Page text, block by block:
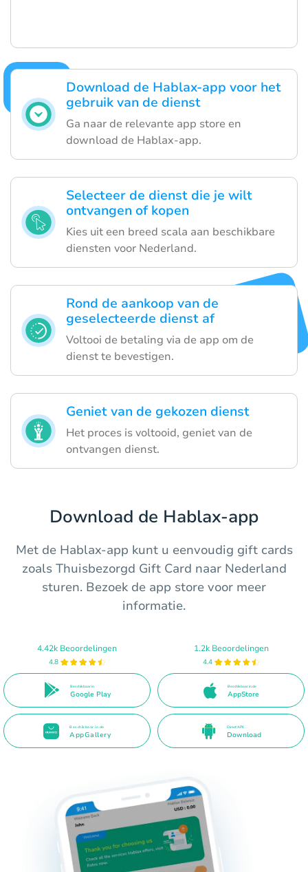
Download de Hablax-app voor het
gebruik van de dienst
Ga naar de relevante app store en
download de Hablax-app.
Selecteer de dienst die je wilt
ontvangen of kopen
Kies uit een breed scala aan beschikbare
diensten voor Nederland.
Rond de aankoop van de
geselecteerde dienst af
Voltooi de betaling via de app om de
dienst te bevestigen.
Geniet van de gekozen dienst
Het proces is voltooid, geniet van de
ontvangen dienst.
Download de Hablax-app
Met de Hablax-app kunt u eenvoudig gift cards
zoals Thuisbezorgd Gift Card naar Nederland
sturen. Bezoek de app store voor meer
informatie.
4.42k Beoordelingen
4.8
Beschikbaar in
Google Play
1.2k Beoordelingen
4.4
Beschikbaar in de
AppStore
Beschikbaar in de
AppGallery
Direct APK
Download